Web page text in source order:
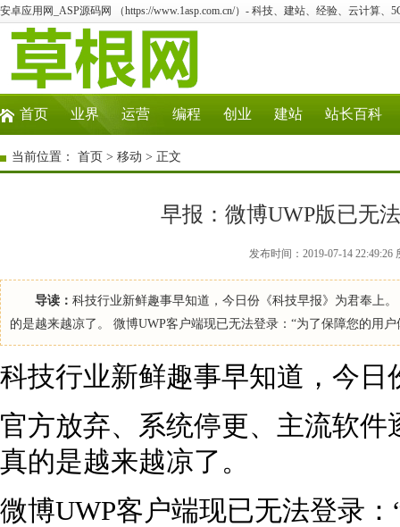
安卓应用网_ASP源码网 （https://www.1asp.com.cn/）- 科技、建站、经验、云计算、
首页 业界 运营 编程 创业 建站 站长百科
当前位置： 首页 > 移动 > 正文
早报：微博UWP版已无
发布时间：2019-07-14
导读： 科技行业新鲜趣事早知道，今日份《科技早报》为君奉上
的是越来越凉了。 微博UWP客户端现已无法登录：“为了保障您的用
科技行业新鲜趣事早知道，今
官方放弃、系统停更、主流软件
真的是越来越凉了。
微博UWP客户端现已无法登录